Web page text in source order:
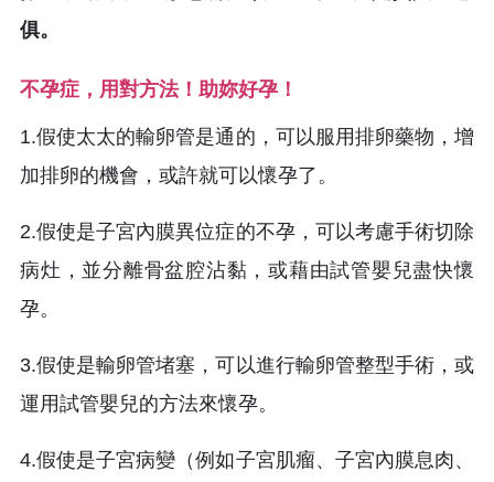
俱。
不孕症，用對方法！助妳好孕！
1.假使太太的輸卵管是通的，可以服用排卵藥物，增
加排卵的機會，或許就可以懷孕了。
2.假使是子宮內膜異位症的不孕，可以考慮手術切除
病灶，並分離骨盆腔沾黏，或藉由試管嬰兒盡快懷
孕。
3.假使是輸卵管堵塞，可以進行輸卵管整型手術，或
運用試管嬰兒的方法來懷孕。
4.假使是子宮病變（例如子宮肌瘤、子宮內膜息肉、